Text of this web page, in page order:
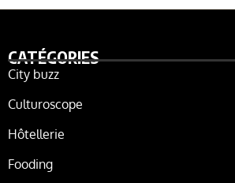
CATÉGORIES
City buzz
Culturoscope
Hôtellerie
Fooding